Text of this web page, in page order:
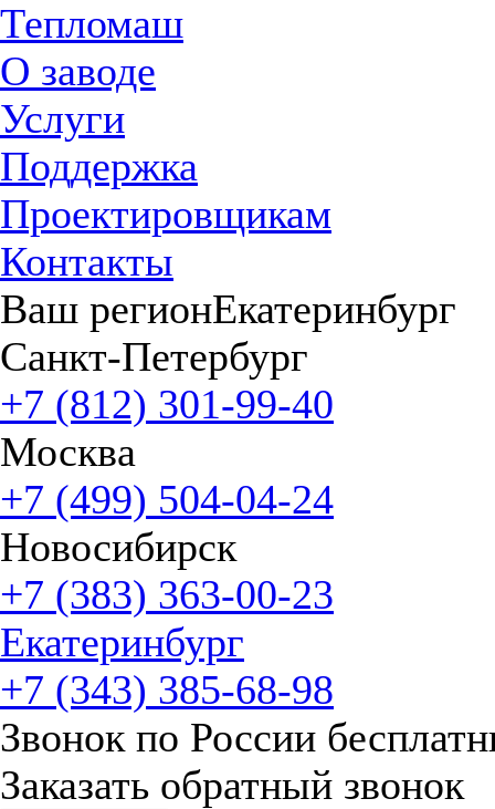
Тепломаш
О заводе
Услуги
Поддержка
Проектировщикам
Контакты
Ваш регионЕкатеринбург
Санкт-Петербург
+7 (812) 301-99-40
Москва
+7 (499) 504-04-24
Новосибирск
+7 (383) 363-00-23
Екатеринбург
+7 (343) 385-68-98
Звонок по России
Заказать обратный звонок